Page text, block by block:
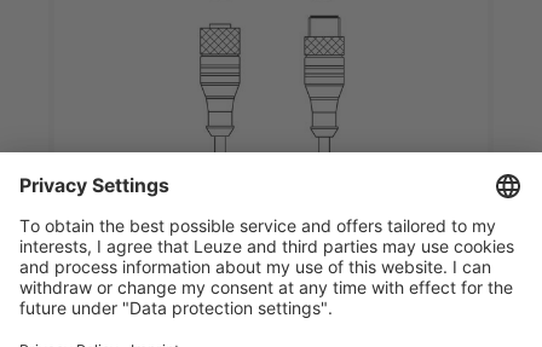
KDS 05 U-M12-5A-M12-5A-V1-030
상호접속 케이블